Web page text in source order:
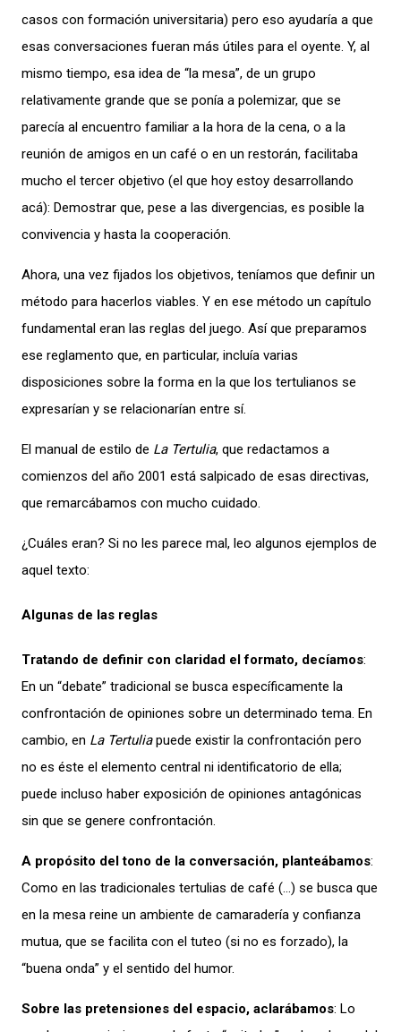
casos con formación universitaria) pero eso ayudaría a que
esas conversaciones fueran más útiles para el oyente. Y, al
mismo tiempo, esa idea de “la mesa”, de un grupo
relativamente grande que se ponía a polemizar, que se
parecía al encuentro familiar a la hora de la cena, o a la
reunión de amigos en un café o en un restorán, facilitaba
mucho el tercer objetivo (el que hoy estoy desarrollando
acá): Demostrar que, pese a las divergencias, es posible la
convivencia y hasta la cooperación.
Ahora, una vez fijados los objetivos, teníamos que definir un
método para hacerlos viables. Y en ese método un capítulo
fundamental eran las reglas del juego. Así que preparamos
ese reglamento que, en particular, incluía varias
disposiciones sobre la forma en la que los tertulianos se
expresarían y se relacionarían entre sí.
El manual de estilo de La Tertulia, que redactamos a
comienzos del año 2001 está salpicado de esas directivas,
que remarcábamos con mucho cuidado.
¿Cuáles eran? Si no les parece mal, leo algunos ejemplos de
aquel texto:
Algunas de las reglas
Tratando de definir con claridad el formato, decíamos:
En un “debate” tradicional se busca específicamente la
confrontación de opiniones sobre un determinado tema. En
cambio, en La Tertuliapuede existir la confrontación pero
no es éste el elemento central ni identificatorio de ella;
puede incluso haber exposición de opiniones antagónicas
sin que se genere confrontación.
A propósito del tono de la conversación, planteábamos:
Como en las tradicionales tertulias de café (…) se busca que
en la mesa reine un ambiente de camaradería y confianza
mutua, que se facilita con el tuteo (si no es forzado), la
“buena onda” y el sentido del humor.
Sobre las pretensiones del espacio, aclarábamos: Lo